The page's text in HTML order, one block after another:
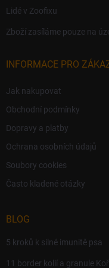
Lidé v Zoofixu
Zboží zasíláme pouze na
INFORMACE PRO
Jak nakupovat
Obchodní podmínky
Dopravy a platby
Ochrana osobních údajů
Soubory cookies
Často kladené otázky
BLOG
5 kroků k silné imunitě psa
11 border kolií a granule